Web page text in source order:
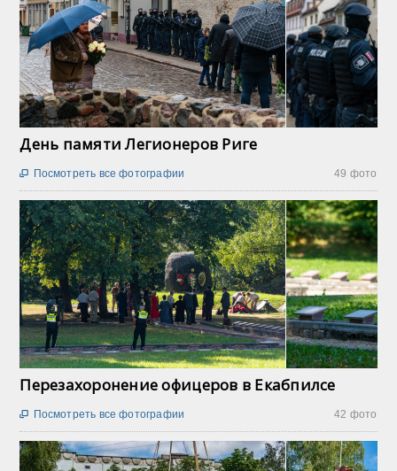
День памяти Легионеров Риге
49 фото
 Посмотреть все фотографии
Перезахоронение офицеров в Екабпилсе
42 фото
 Посмотреть все фотографии